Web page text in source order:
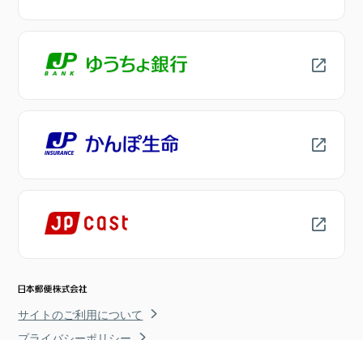
サイトのご利用について